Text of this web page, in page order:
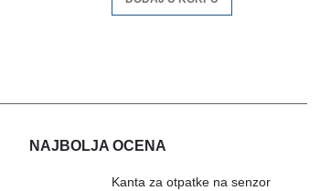
NAJBOLJA OCENA
Kanta za otpatke na senzor